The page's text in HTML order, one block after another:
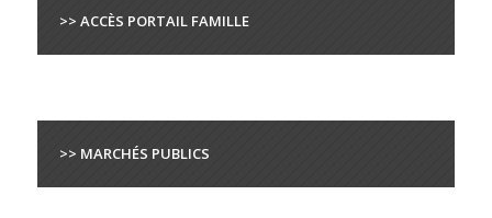
>> ACCÈS PORTAIL FAMILLE
>> MARCHÉS PUBLICS